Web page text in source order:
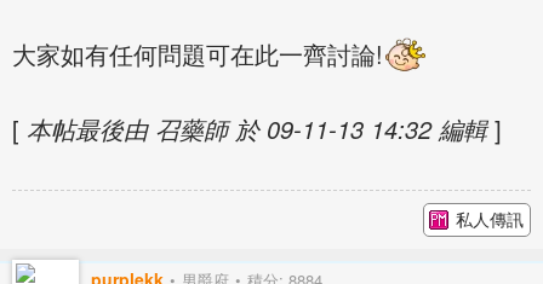
大家如有任何問題可在此一齊討論!
[ 本帖最後由 召藥師 於 09-11-13 14:32 編輯]
私人傳訊